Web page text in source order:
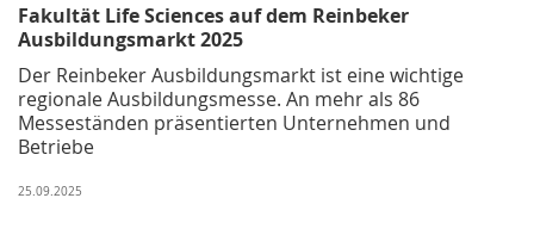
Fakultät Life Sciences auf dem Reinbeker
Ausbildungsmarkt 2025
Der Reinbeker Ausbildungsmarkt ist eine wichtige
regionale Ausbildungs­messe. An mehr als 86
Messeständen präsentierten Unternehmen und
Betriebe
25.09.2025